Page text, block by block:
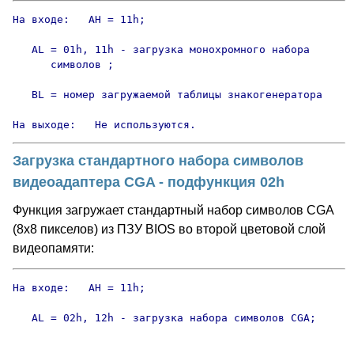
На входе:   AH = 11h;
   AL = 01h, 11h - загрузка монохромного набора
      символов ;
BL = номер загружаемой таблицы знакогенератора
На выходе:   Не используются.
Загрузка стандартного набора символов
видеоадаптера CGA - подфункция 02h
Функция загружает стандартный набор символов CGA
(8х8 пикселов) из ПЗУ BIOS во второй цветовой слой
видеопамяти:
На входе:   AH = 11h;
   AL = 02h, 12h - загрузка набора символов CGA;